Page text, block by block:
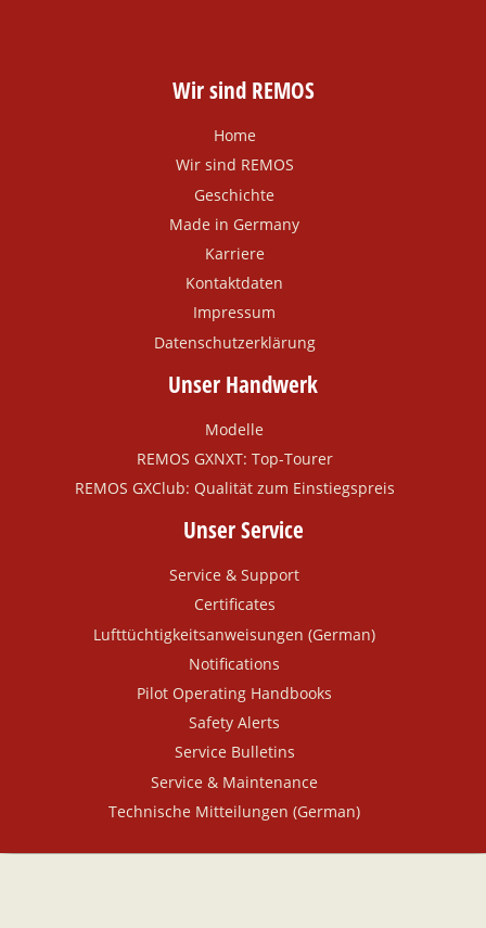
Wir sind REMOS
Home
Wir sind REMOS
Geschichte
Made in Germany
Karriere
Kontaktdaten
Impressum
Datenschutzerklärung
Unser Handwerk
Modelle
REMOS GXNXT: Top-Tourer
REMOS GXClub: Qualität zum Einstiegspreis
Unser Service
Service & Support
Certificates
Lufttüchtigkeitsanweisungen (German)
Notifications
Pilot Operating Handbooks
Safety Alerts
Service Bulletins
Service & Maintenance
Technische Mitteilungen (German)